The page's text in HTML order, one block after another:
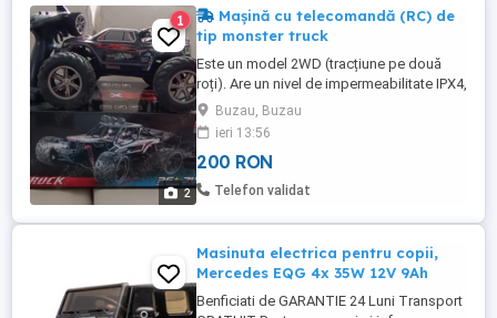
2
1
Mașină cu telecomandă (RC) de
tip monster truck
Este un model 2WD (tracțiune pe două
roți). Are un nivel de impermeabilitate IPX4,
ceea ce înseamnă că este protejată
împotriva stropilor de apă din orice
direcție. Este un vehicul de mare viteză,
așa cum este indicat pe cutie.
Funcționează perfect.
Buzau, Buzau
ieri 13:56
200 RON
Telefon validat
Masinuta electrica pentru copii,
Mercedes EQG 4x 35W 12V 9Ah
Benficiati de GARANTIE 24 Luni Transport